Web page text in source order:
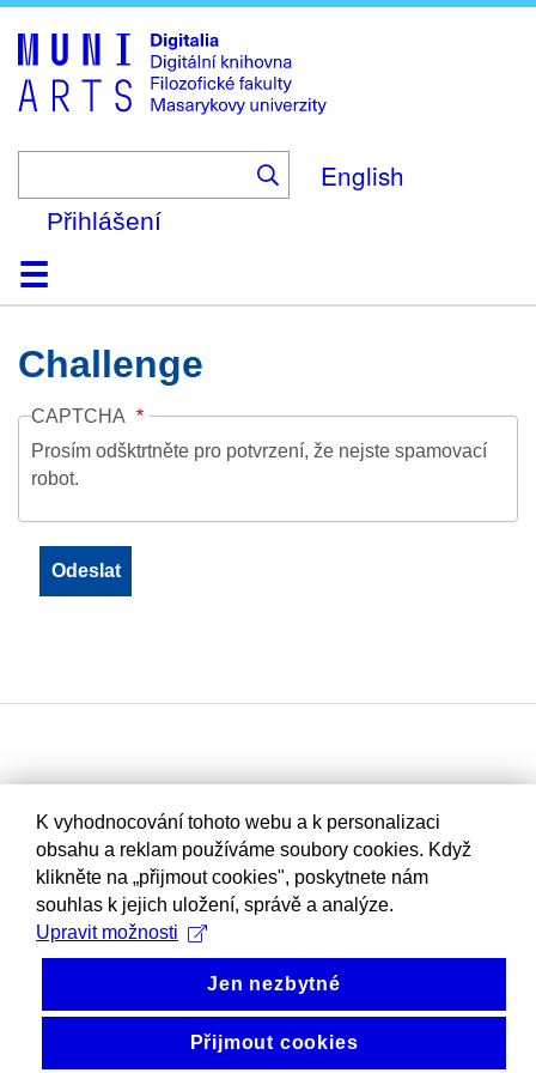
to
main
content
English
Přihlášení
DomůKolekce
Prohlížení
Vyhledávání
O platformě
Nápověda
KontaktDigitalia
Challenge
CAPTCHA
Prosím odšktrtněte pro potvrzení, že nejste spamovací
robot.
K vyhodnocování tohoto webu a k personalizaci
obsahu a reklam používáme soubory cookies. Když
klikněte na „přijmout cookies", poskytnete nám
souhlas k jejich uložení, správě a analýze.
Upravit možnosti
Jen nezbytné
Přijmout cookies